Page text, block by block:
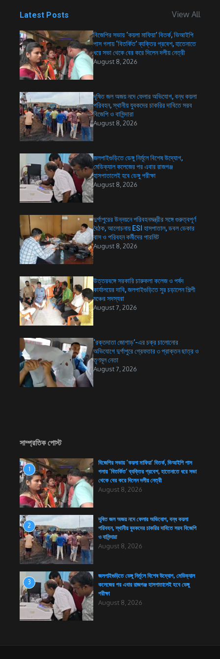
Latest Posts View All
বিজেপির সভায় ‘কয়লা মাফিয়া’ বিতর্ক, ভিআইপি
পাস গলায় ‘বিতর্কিত’ ব্যক্তির প্রবেশ, হাতেনাতে
ধরে সভা থেকে বের করে দিলেন দলীয় নেত্রী
August 8, 2026
দূষিত জল অজয় নদে ফেলার অভিযোগ, বন্ধ কয়লা
পরিবহন, স্থানীয় যুবকদের চাকরির দাবিতে সরব
বিজেপি ও বাসিন্দারা
August 8, 2026
জলপাইগুড়িতে ডেঙ্গু নির্মূলে বিশেষ উদ্যোগ,
মেডিক্যাল কলেজের পর এবার রাজগঞ্জ
হাসপাতালেই হবে ডেঙ্গু পরীক্ষা
August 8, 2026
দুর্গাপুরের উন্নয়নে পরিবহনমন্ত্রীর সঙ্গে গুরুত্বপূর্ণ
বৈঠক, আলোচনায় ESI হাসপাতাল, ডবল ডেকার
বাস ও পরিবহন কর্মীদের পারমিট
August 8, 2026
উত্তরবঙ্গে সরকারি চারুকলা কলেজ ও পর্ষদ
কার্যালয়ের দাবি, জলপাইগুড়িতে সুর চড়ালেন শিল্পী
মঞ্চের সদস্যরা
August 7, 2026
‘রক্তদাতা জোগাড়’-এর চক্র চালোনোর
অভিযোগে দুর্গাপুরে গ্রেফতার ৩ প্রাক্তন ছাত্র ও
তৃণমূল নেতা
August 7, 2026
সাম্প্রতিক পোস্ট
1
বিজেপির সভায় ‘কয়লা মাফিয়া’ বিতর্ক, ভিআইপি পাস
গলায় ‘বিতর্কিত’ ব্যক্তির প্রবেশ, হাতেনাতে ধরে সভা
থেকে বের করে দিলেন দলীয় নেত্রী
August 8, 2026
2
দূষিত জল অজয় নদে ফেলার অভিযোগ, বন্ধ কয়লা
পরিবহন, স্থানীয় যুবকদের চাকরির দাবিতে সরব বিজেপি
ও বাসিন্দারা
August 8, 2026
3
জলপাইগুড়িতে ডেঙ্গু নির্মূলে বিশেষ উদ্যোগ, মেডিক্যাল
কলেজের পর এবার রাজগঞ্জ হাসপাতালেই হবে ডেঙ্গু
পরীক্ষা
August 8, 2026